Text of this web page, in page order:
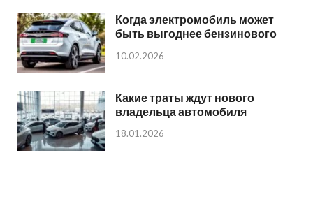
Когда электромобиль может
быть выгоднее бензинового
10.02.2026
Какие траты ждут нового
владельца автомобиля
18.01.2026